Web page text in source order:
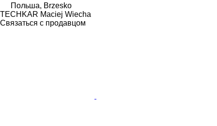
Польша, Brzesko
TECHKAR Maciej Wiecha
Связаться с продавцом